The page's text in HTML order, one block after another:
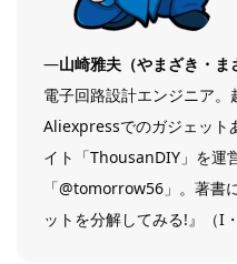
―山崎雅夫（やまざき・ま
電子回路設計エンジニア。
Aliexpressでのガジェット
イト「ThousanDIY」を運
「@tomorrow56」。著書
ットを分解してみる!』（I